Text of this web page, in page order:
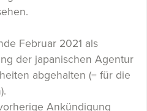
Februar 2021 als
der japanischen Agentur
abgehalten (= für die
Ankündigung